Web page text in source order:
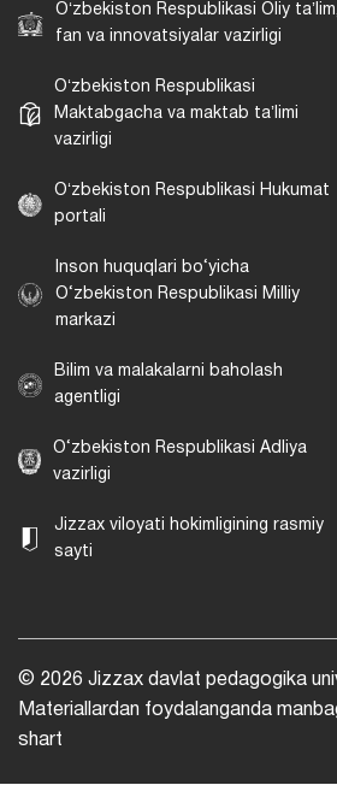
Oʻzbekiston Respublikasi Oliy taʼlim,
fan va innovatsiyalar vazirligi
Oʻzbekiston Respublikasi
Maktabgacha va maktab taʼlimi
vazirligi
Oʻzbekiston Respublikasi Hukumat
portali
Inson huquqlari bo‘yicha
O‘zbekiston Respublikasi Milliy
markazi
Bilim va malakalarni baholash
agentligi
O‘zbekiston Respublikasi Adliya
vazirligi
Jizzax viloyati hokimligining rasmiy
sayti
© 2026 Jizzax davlat pedagogika
Materiallardan foydalanganda
shart